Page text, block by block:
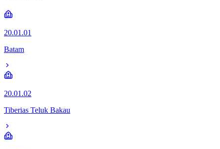
20.01.01
Batam
20.01.02
Tiberias Teluk Bakau